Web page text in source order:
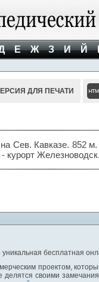
Е Ж З И Й
ДЛЯ ПЕЧАТИ
Сев. Кавказе. 852
курорт
уникальная бесплатная
проектом,
своими